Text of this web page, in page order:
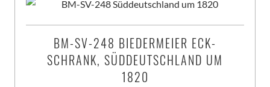
BM-SV-248 BIEDERMEIER ECK-
SCHRANK, SÜDDEUTSCHLAND UM
1820